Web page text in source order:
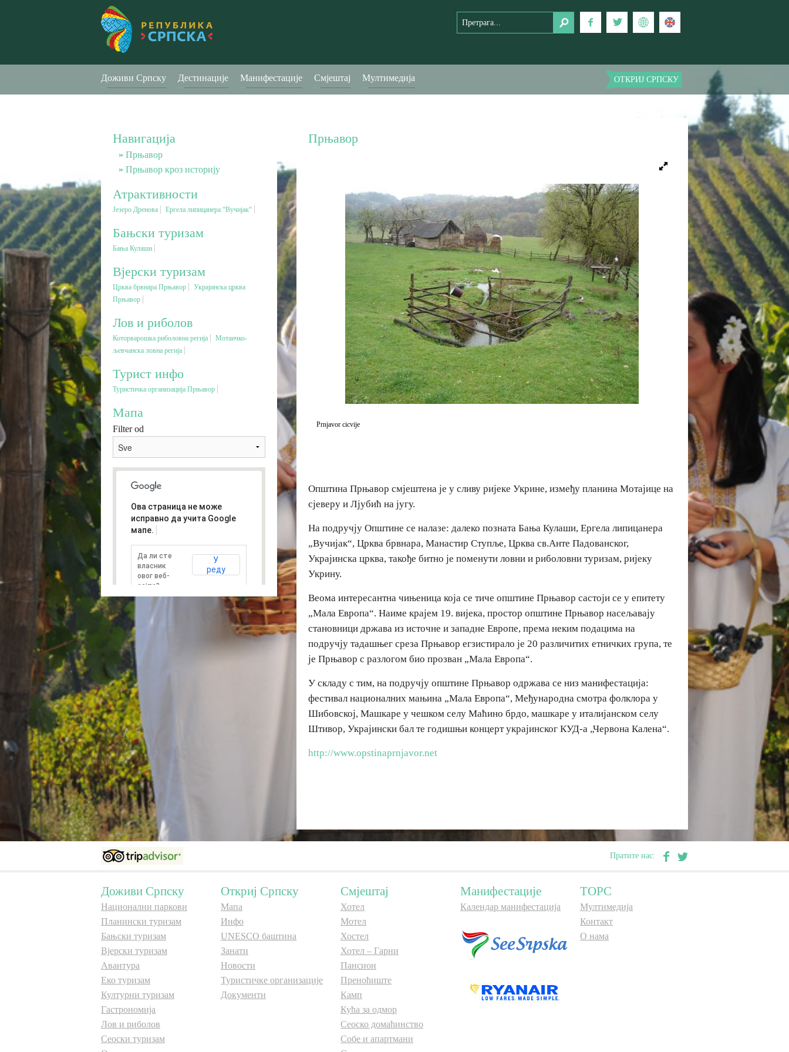
Доживи Српску Дестинације Манифестације Смјештај Мултимедија ОТКРИЈ СРПСКУ
Навигација
Прњавор
Прњавор кроз историју
Атрактивности
Језеро Дренова Ергела липицанера “Вучијак“
Бањски туризам
Бања Кулаши
Вјерски туризам
Црква брвнара Прњавор
Украјинска црква
Прњавор
Лов и риболов
Которварошка риболовна регија
Мотаичко-
љевчанска ловна регија
Турист инфо
Туристичка организација Прњавор
Мапа
Filter od
Ова страница не може
исправно да учита Google
мапе.
Да ли сте
власник
овог веб-
сајта?
У
реду
Прњавор
Prnjavor cicvije
Општина Прњавор смјештена је у сливу ријеке Укрине, између планина Мотајице на
сјеверу и Лјубић на југу.
На подручју Општине се налазе: далеко позната Бања Кулаши, Ергела липицанера
„Вучијак“, Црква брвнара, Манастир Ступље, Црква св.Анте Падованског,
Украјинска црква, такође битно је поменути ловни и риболовни туризам, ријеку
Укрину.
Веома интересантна чињеница која се тиче општине Прњавор састоји се у епитету
„Мала Европа“. Наиме крајем 19. вијека, простор општине Прњавор насељавају
становници држава из источне и западне Европе, према неким подацима на
подручју тадашњег среза Прњавор егзистирало је 20 различитих етничких група, те
је Прњавор с разлогом био прозван „Мала Европа“.
У складу с тим, на подручју општине Прњавор одржава се низ манифестација:
фестивал националних мањина „Мала Европа“, Међународна смотра фолклора у
Шибовској, Машкаре у чешком селу Маћино брдо, машкаре у италијанском селу
Штивор, Украјински бал те годишњи концерт украјинског КУД-а „Червона Калена“.
http://www.opstinaprnjavor.net
Пратите нас:
Доживи Српску
Национални паркови
Планински туризам
Бањски туризам
Вјерски туризам
Авантура
Еко туризам
Културни туризам
Гастрономија
Лов и риболов
Сеоски туризам
Откриј Српску
Мапа
Инфо
UNESCO баштина
Занати
Новости
Туристичке организације
Документи
Смјештај
Хотел
Мотел
Хостел
Хотел – Гарни
Пансион
Преноћиште
Камп
Кућа за одмор
Сеоско домаћинство
Собе и апартмани
Манифестације
Календар манифестација
ТОРС
Мултимедија
Контакт
О нама